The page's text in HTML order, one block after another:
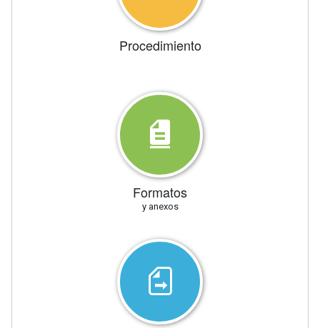
Procedimiento
Formatos
y anexos